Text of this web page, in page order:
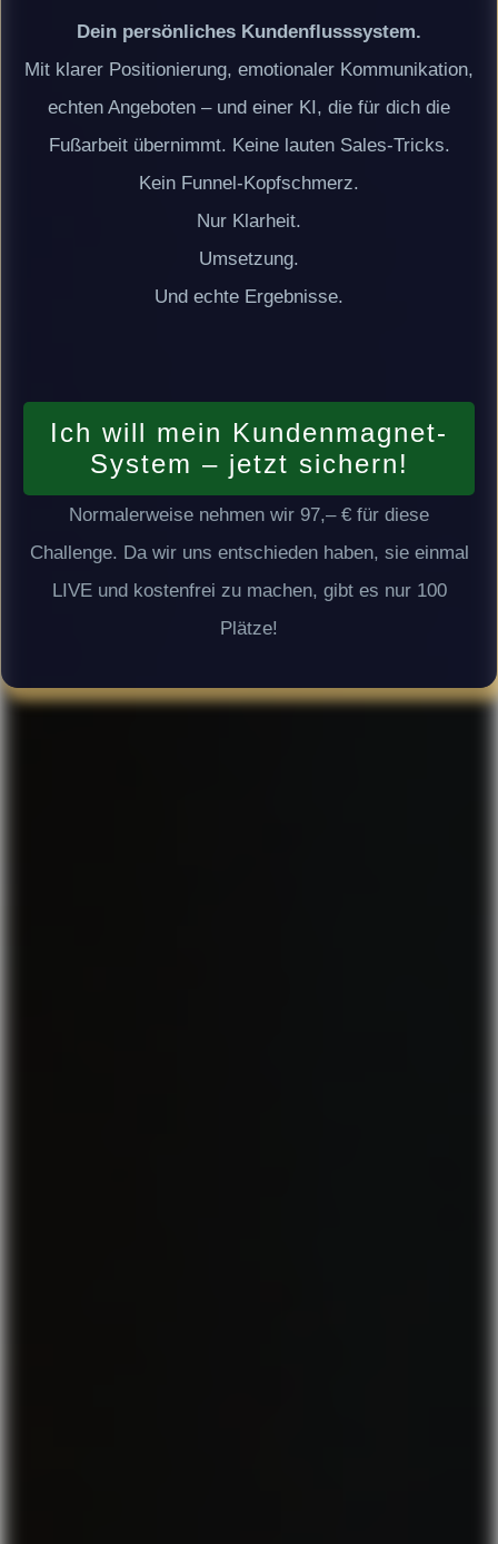
Dein persönliches Kundenflusssystem.
Mit klarer Positionierung, emotionaler Kommunikation,
echten Angeboten – und einer KI, die für dich die
Fußarbeit übernimmt. Keine lauten Sales-Tricks.
Kein Funnel-Kopfschmerz.
Nur Klarheit.
Umsetzung.
Und echte Ergebnisse.
Ich will mein Kundenmagnet-
System – jetzt sichern!
Normalerweise nehmen wir 97,– € für diese
Challenge. Da wir uns entschieden haben, sie einmal
LIVE und kostenfrei zu machen, gibt es nur 100
Plätze!